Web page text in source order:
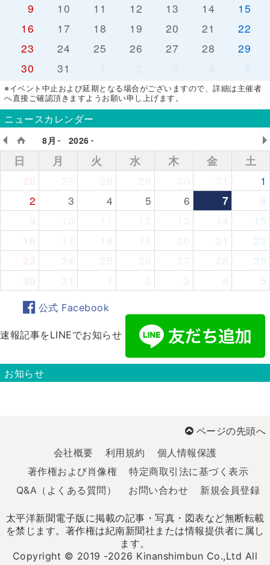
9
10 11 12 13 14
15
16
17 18 19 20 21
22
23
24 25 26 27 28
29
30
31 5
※イベント中止および延期となる場合がございますので、詳細は主催者
へ直接ご確認頂きますようお願い申し上げます。
ニュースカレンダー
8月
2026
日 月 火 水 木 金
土
26
1
2
3 4 5 6 7
8
9
15
16
22
23
29
30
5
公式 Facebook
速報記事をLINEでお知らせ
お知らせ
ページの先頭へ
会社概要
利用規約
個人情報保護
著作権および肖像権
特定商取引法に基づく表示
Q&A（よくある質問）
お問い合わせ 新規会員登録
太平洋新聞電子版に掲載の記事・写真・図表など無断転載
を禁じます。著作権は紀南新聞社または情報提供者に属し
ます。
Copyright © 2019 -2026 Kinanshimbun Co.,Ltd All